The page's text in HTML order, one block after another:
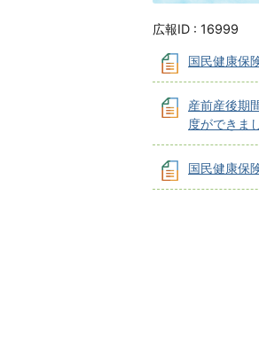
広報ID : 16999
国民健康保
産前産後期
度ができま
国民健康保